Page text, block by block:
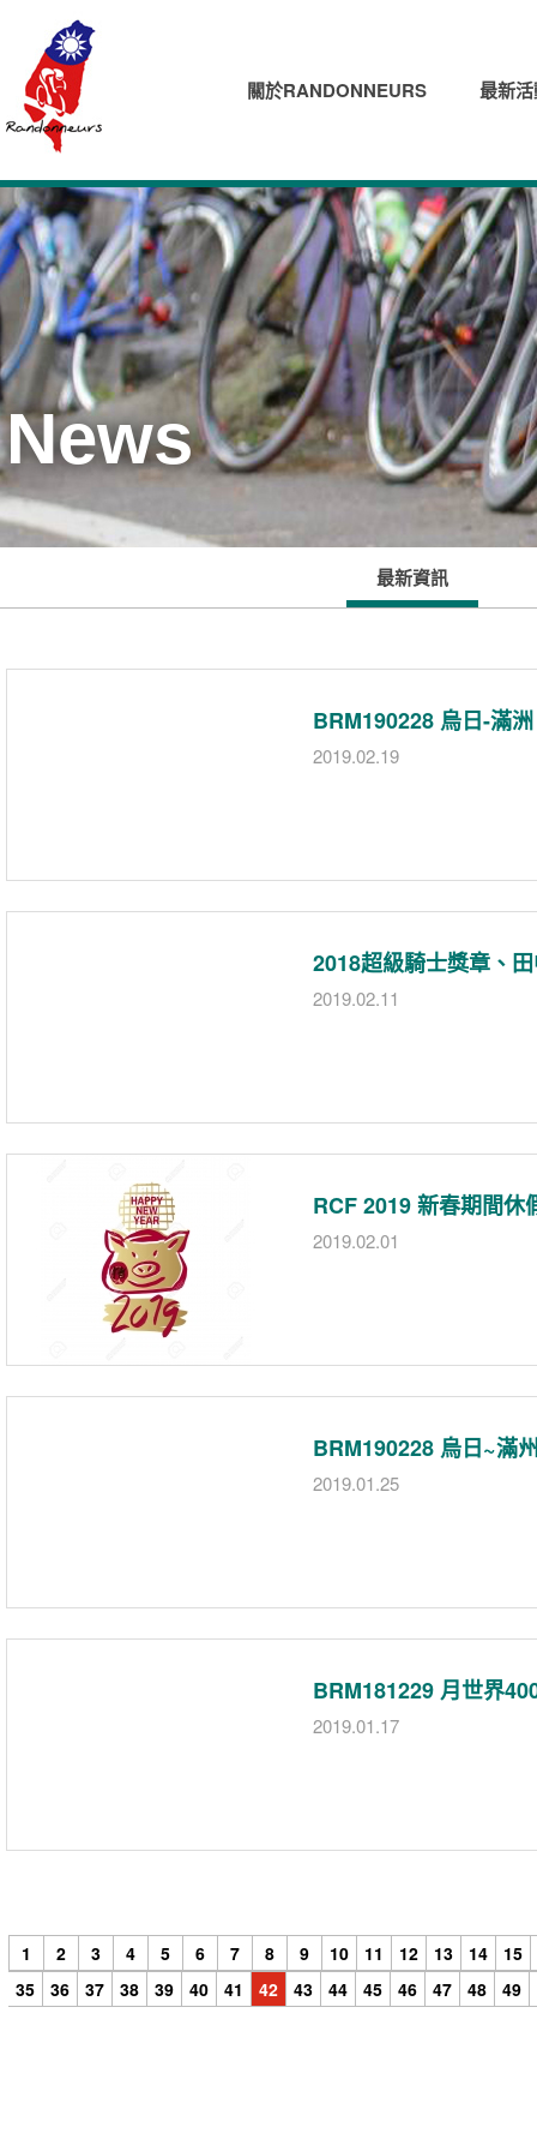
關於RANDONNEURS 最新
News
最新資訊
BRM190228 烏日-滿
2019.02.19
2018超級騎士獎章、
2019.02.11
RCF 2019 新春期間休
2019.02.01
BRM190228 烏日~滿
2019.01.25
BRM181229 月世界
2019.01.17
1 2 3 4 5 6 7 8 9 10 11 12 13 14
15
35
36 37 38 39 40 41 42 43 44 45 46 47 48 49